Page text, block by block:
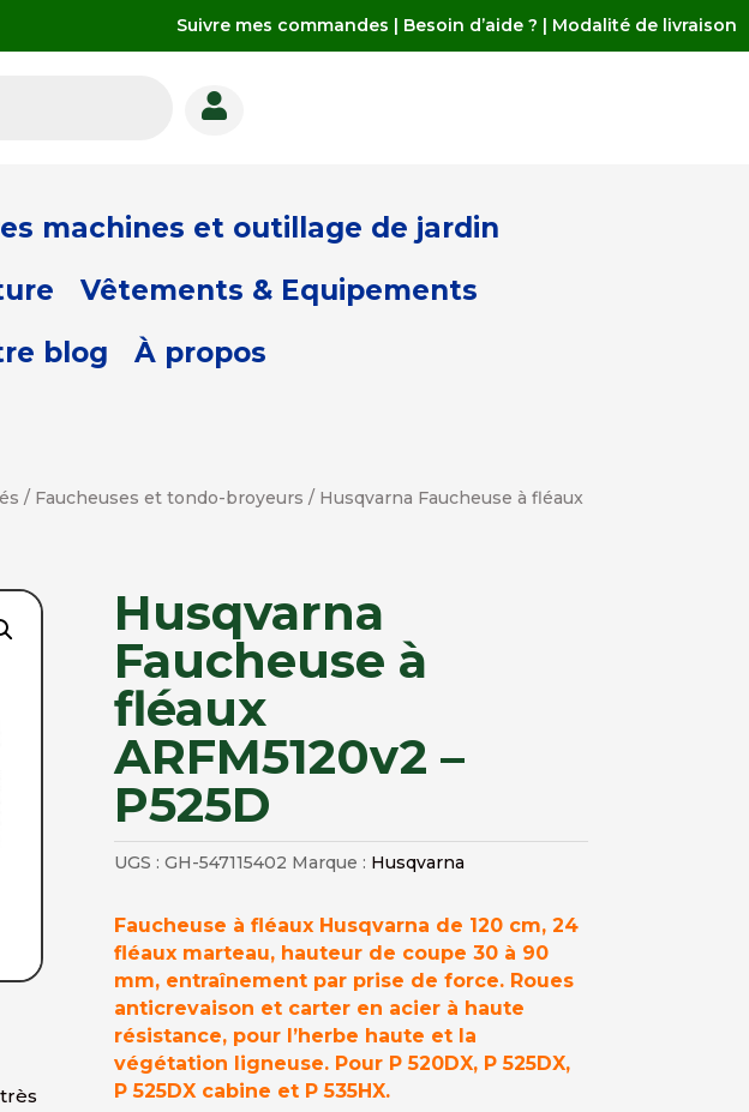
Suivre mes commandes | Besoin d’aide ? | Modalité de livraison

machines et outillage de jardin
Vêtements & Equipements
blog À propos
/ Faucheuses et tondo-broyeurs / Husqvarna Faucheuse à fléaux
Husqvarna
Faucheuse à
fléaux
ARFM5120v2 –
P525D
UGS : GH-547115402 Marque : Husqvarna
Faucheuse à fléaux Husqvarna de 120 cm, 24
fléaux marteau, hauteur de coupe 30 à 90
mm, entraînement par prise de force. Roues
anticrevaison et carter en acier à haute
résistance, pour l’herbe haute et la
végétation ligneuse. Pour P 520DX, P 525DX,
P 525DX cabine et P 535HX.